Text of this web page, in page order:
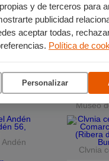
y de terceros para
publicidad
aceptar todas,
Política de
Personalizar
por
Museo
Andén
Clvnia